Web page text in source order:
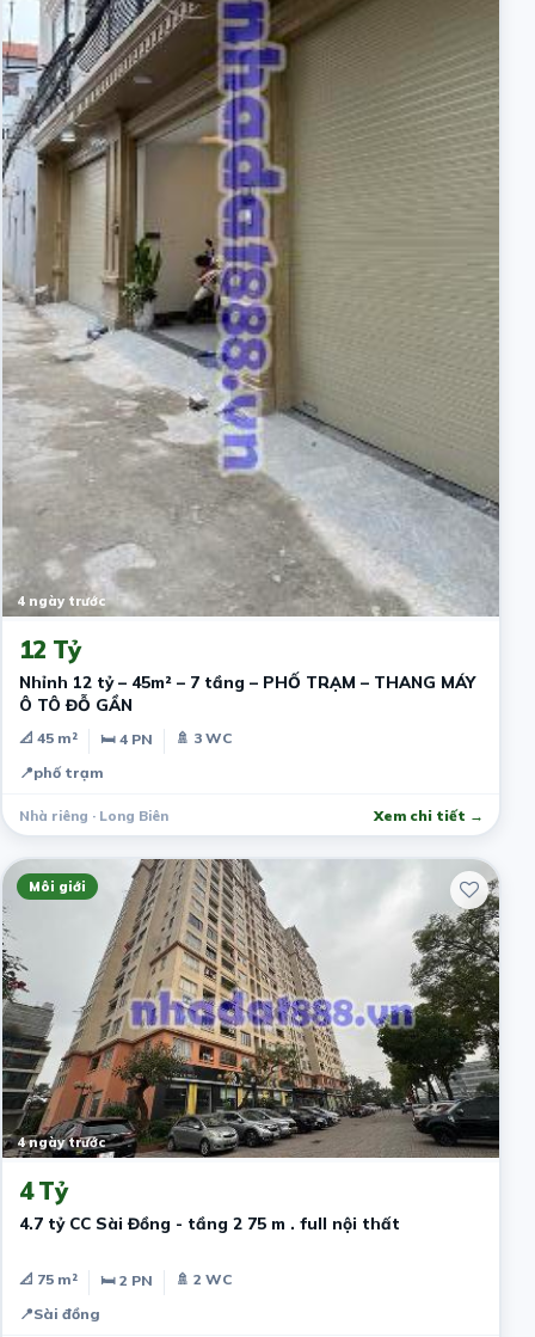
4 ngày trước
12 Tỷ
Nhỉnh 12 tỷ – 45m² – 7 tầng – PHỐ TRẠM – THANG MÁY
Ô TÔ ĐỖ GẦN
📐 45 m² 🛏 4 PN
🚿 3 WC
📍phố trạm
Nhà riêng · Long Biên Xem chi tiết →
Môi giới
4 ngày trước
4 Tỷ
4.7 tỷ CC Sài Đồng - tầng 2 75 m . full nội thất
📐 75 m² 🛏 2 PN
🚿 2 WC
📍Sài đồng